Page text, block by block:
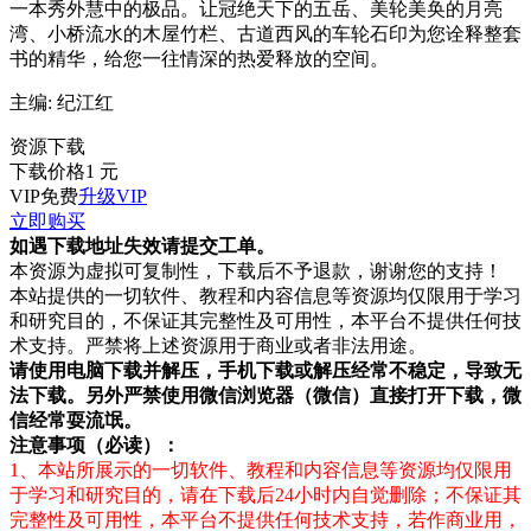
一本秀外慧中的极品。让冠绝天下的五岳、美轮美奂的月亮
湾、小桥流水的木屋竹栏、古道西风的车轮石印为您诠释整套
书的精华，给您一往情深的热爱释放的空间。
主编: 纪江红
资源下载
下载价格1 元
VIP免费升级VIP
立即购买
如遇下载地址失效请提交工单。
本资源为虚拟可复制性，下载后不予退款，谢谢您的支持！
本站提供的一切软件、教程和内容信息等资源均仅限用于学习
和研究目的，不保证其完整性及可用性，本平台不提供任何技
术支持。严禁将上述资源用于商业或者非法用途。
请使用电脑下载并解压，手机下载或解压经常不稳定，导致无
法下载。另外严禁使用微信浏览器（微信）直接打开下载，微
信经常耍流氓。
注意事项（必读）：
1、本站所展示的一切软件、教程和内容信息等资源均仅限用
于学习和研究目的，请在下载后24小时内自觉删除；不保证其
完整性及可用性，本平台不提供任何技术支持，若作商业用，